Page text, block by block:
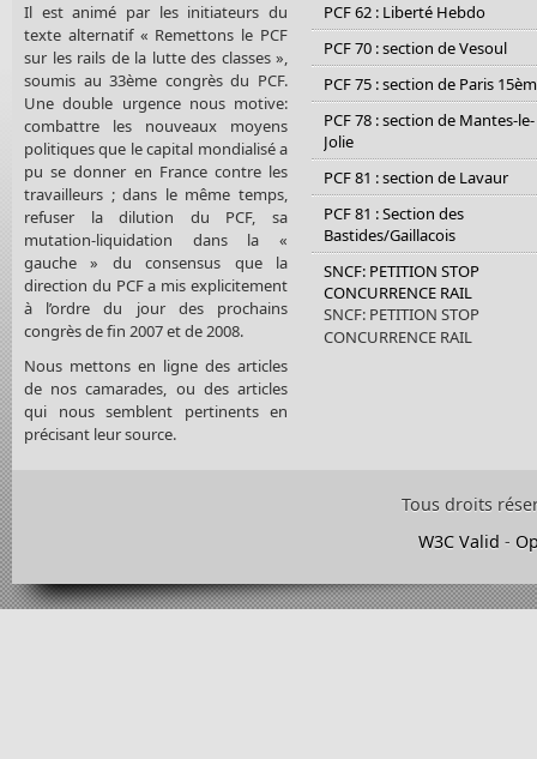
Il est animé par les initiateurs du
texte alternatif « Remettons le PCF
sur les rails de la lutte des classes »,
soumis au 33ème congrès du PCF.
Une double urgence nous motive:
combattre les nouveaux moyens
politiques que le capital mondialisé a
pu se donner en France contre les
travailleurs ; dans le même temps,
refuser la dilution du PCF, sa
mutation-liquidation dans la «
gauche » du consensus que la
direction du PCF a mis explicitement
à l’ordre du jour des prochains
congrès de fin 2007 et de 2008.
Nous mettons en ligne des articles
de nos camarades, ou des articles
qui nous semblent pertinents en
précisant leur source.
PCF 62 : Liberté Hebdo
PCF 70 : section de Vesoul
PCF 75 : section de Paris
PCF 78 : section de Mantes-le-
Jolie
PCF 81 : section de Lavaur
PCF 81 : Section des
Bastides/Gaillacois
SNCF: PETITION STOP
CONCURRENCE RAIL
SNCF: PETITION STOP
CONCURRENCE RAIL
Tous droits
W3C Valid -